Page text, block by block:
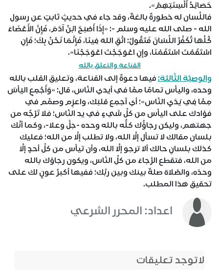
حَصَائِدُ أَلْسِنَتِهِمْ».
فاللِّسان له خطورةٌ بالغةٌ، وقد جاء في حديثٍ ثابتٍ عن رسول
الله - صلى الله عليه وسلم -: «إِذَا أَصْبَحَ ابْنُ آدَمَ، فَإِنَّ الأَعْضَاءَ
كُلَّهَا تُكَفِّرُ اللِّسَانَ فَتَقُولُ: اتَّقِ اللهَ فِينَا، فَإِنَّمَا نَحْنُ بِكَ؛ فَإِنِ
اسْتَقَمْتَ اسْتَقَمْنَا، وإِنِ اعْوَجَجْتَ اعْوَجَجْنَا».
القناعة والتعلق بالله
والوصيَّة الثَّالثة: فيها دعوةٌ إلى القناعة، وتعليق القلب بالله
وحده، واليأس تمامًا ممَّا في أيدي النَّاس، قال: «وَأَجْمِعِ اليَأسَ
مِمَّا فِي يَدَيِ النَّاس»؛ أي أجمِع قلبَك، واعزِم وصمِّم في
فؤادك على اليأس من كلِّ شيءٍ في يد النَّاس؛ فلا تَرْجُه من
جهتهم، وليكن رجاؤُك كلُّه بالله وحده -جلَّ وعلا-، وكما أنَّك
بلسان مقالك لا تسأل إلَّا الله، ولا تطلب إلَّا من الله؛ فعليك
كذلك بلسانِ حالك ألا ترجو إلَّا الله، وأن تيأس من كلِّ أحدٍ إلَّا
من الله، فتقطع الرَّجاءَ من كلِّ النَّاس، ويكون رجاؤك بالله
وحدَه، والصَّلاة صلةٌ بينك وبين ربِّك؛ ففيها أكبرُ عونٍ لك على
تحقيق هذا المطلب.
اعداد: المحرر الشرعي
لاتوجد تعليقات